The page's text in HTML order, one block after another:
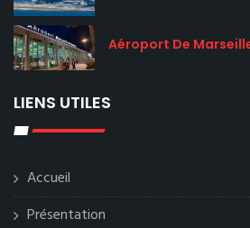
Aéroport De
LIENS UTILES
Accueil
Présentation